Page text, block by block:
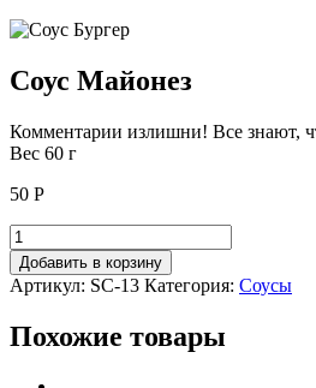
Соус Майонез
Комментарии излишни! Все знают,
Вес 60 г
50 Р
Добавить в корзину
Артикул: SC-13 Категория: Соусы
Похожие товары